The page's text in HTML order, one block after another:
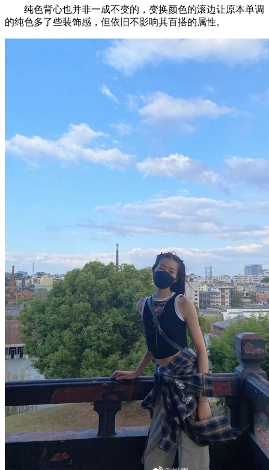
纯色背心也并非一成不变的，变换颜色的滚边让原本单调
的纯色多了些装饰感，但依旧不影响其百搭的属性。